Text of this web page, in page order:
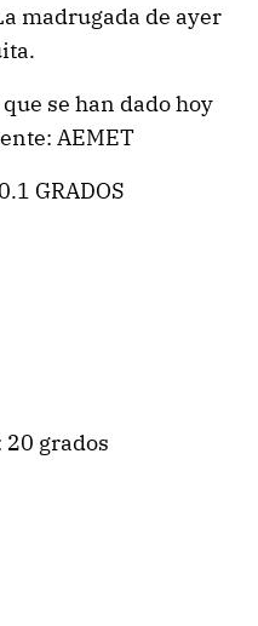
madrugada de ayer
se han dado hoy
AEMET
GRADOS
20 grados